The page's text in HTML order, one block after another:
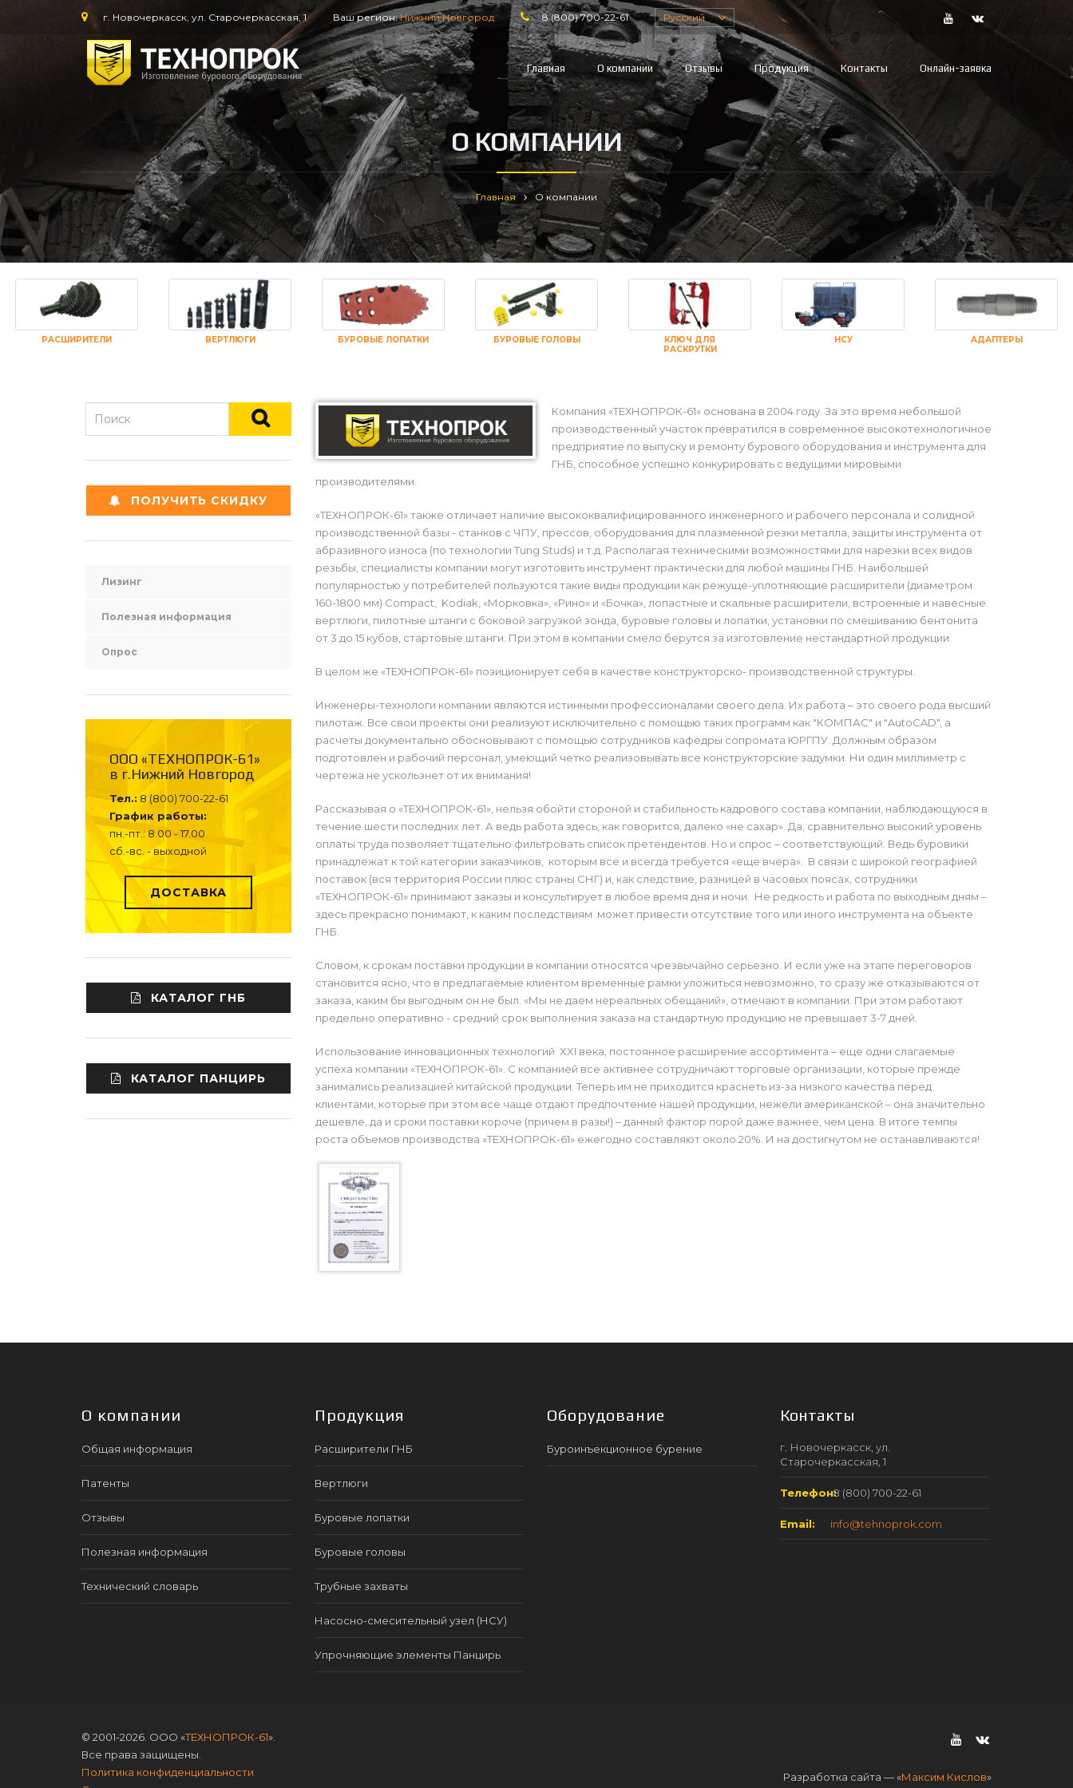
г. Новочеркасск, ул. Старочеркасская, 1 Ваш регион:Нижний Новгород 8 (800) 700-22-61 Русский
Главная О компании Отзывы Продукция Контакты Онлайн-заявка
О КОМПАНИИ
Главная О компании
РАСШИРИТЕЛИ ВЕРТЛЮГИ БУРОВЫЕ ЛОПАТКИ БУРОВЫЕ ГОЛОВЫ
КЛЮЧ ДЛЯ
РАСКРУТКИ
НСУ АДАПТЕРЫ
Компания «ТЕХНОПРОК-61» основана в 2004 году. За это время небольшой
производственный участок превратился в современное высокотехнологичное
предприятие по выпуску и ремонту бурового оборудования и инструмента для
ГНБ, способное успешно конкурировать с ведущими мировыми
производителями.
«ТЕХНОПРОК-61» также отличает наличие высококвалифицированного инженерного и рабочего персонала и солидной
производственной базы - станков с ЧПУ, прессов, оборудования для плазменной резки металла, защиты инструмента от
абразивного износа (по технологии Tung Studs) и т.д. Располагая техническими возможностями для нарезки всех видов
резьбы, специалисты компании могут изготовить инструмент практически для любой машины ГНБ. Наибольшей
популярностью у потребителей пользуются такие виды продукции как режуще-уплотняющие расширители (диаметром
160-1800 мм) Compact, Kodiak, «Морковка», «Рино» и «Бочка», лопастные и скальные расширители, встроенные и навесные
вертлюги, пилотные штанги с боковой загрузкой зонда, буровые головы и лопатки, установки по смешиванию бентонита
от 3 до 15 кубов, стартовые штанги. При этом в компании смело берутся за изготовление нестандартной продукции.
В целом же «ТЕХНОПРОК-61» позиционирует себя в качестве конструкторско- производственной структуры.
Инженеры-технологи компании являются истинными профессионалами своего дела. Их работа – это своего рода высший
пилотаж. Все свои проекты они реализуют исключительно с помощью таких программ как "КОМПАС" и "AutoCAD", а
расчеты документально обосновывают с помощью сотрудников кафедры сопромата ЮРГПУ. Должным образом
подготовлен и рабочий персонал, умеющий четко реализовывать все конструкторские задумки. Ни один миллиметр с
чертежа не ускользнет от их внимания!
Рассказывая о «ТЕХНОПРОК-61», нельзя обойти стороной и стабильность кадрового состава компании, наблюдающуюся в
течение шести последних лет. А ведь работа здесь, как говорится, далеко «не сахар». Да, сравнительно высокий уровень
оплаты труда позволяет тщательно фильтровать список претендентов. Но и спрос – соответствующий. Ведь буровики
принадлежат к той категории заказчиков, которым все и всегда требуется «еще вчера». В связи с широкой географией
поставок (вся территория России плюс страны СНГ) и, как следствие, разницей в часовых поясах, сотрудники
«ТЕХНОПРОК-61» принимают заказы и консультирует в любое время дня и ночи. Не редкость и работа по выходным дням –
здесь прекрасно понимают, к каким последствиям может привести отсутствие того или иного инструмента на объекте
ГНБ.
Словом, к срокам поставки продукции в компании относятся чрезвычайно серьезно. И если уже на этапе переговоров
становится ясно, что в предлагаемые клиентом временные рамки уложиться невозможно, то сразу же отказываются от
заказа, каким бы выгодным он не был. «Мы не даем нереальных обещаний», отмечают в компании. При этом работают
предельно оперативно - средний срок выполнения заказа на стандартную продукцию не превышает 3-7 дней.
Использование инновационных технологий XXI века, постоянное расширение ассортимента – еще одни слагаемые
успеха компании «ТЕХНОПРОК-61». С компанией все активнее сотрудничают торговые организации, которые прежде
занимались реализацией китайской продукции. Теперь им не приходится краснеть из-за низкого качества перед
клиентами, которые при этом все чаще отдают предпочтение нашей продукции, нежели американской – она значительно
дешевле, да и сроки поставки короче (причем в разы!) – данный фактор порой даже важнее, чем цена. В итоге темпы
роста объемов производства «ТЕХНОПРОК-61» ежегодно составляют около 20%. И на достигнутом не останавливаются!
ПОЛУЧИТЬ СКИДКУ
Лизинг
Полезная информация
Опрос
ООО «ТЕХНОПРОК-61»
в г.Нижний Новгород
Тел.: 8 (800) 700-22-61
График работы:
пн.-пт.: 8.00 - 17.00
сб.-вс. - выходной
ДОСТАВКА
КАТАЛОГ ГНБ
КАТАЛОГ ПАНЦИРЬ
О компании
Общая информация
Патенты
Отзывы
Полезная информация
Технический словарь
Продукция
Расширители ГНБ
Вертлюги
Буровые лопатки
Буровые головы
Трубные захваты
Насосно-смесительный узел (НСУ)
Упрочняющие элементы Панцирь
Оборудование
Буроинъекционное бурение
Контакты
г. Новочеркасск, ул.
Старочеркасская, 1
Телефон:8 (800) 700-22-61
Email: info@tehnoprok.com
© 2001-2026. ООО «ТЕХНОПРОК-61».
Все права защищены.
Политика конфиденциальности
Разработка сайта — «Максим Кислов»